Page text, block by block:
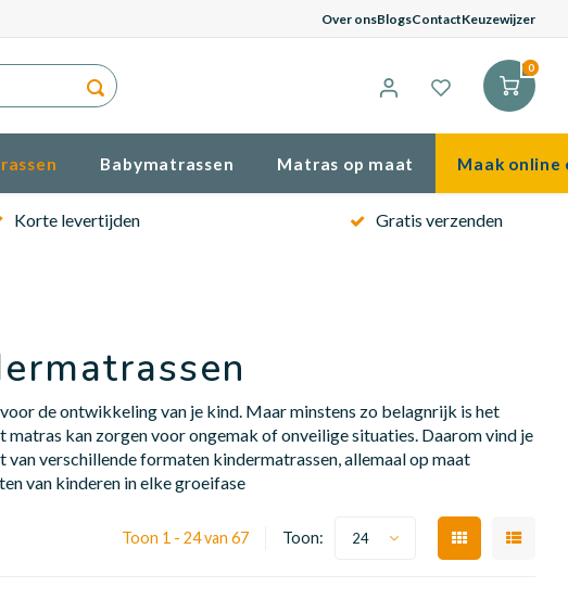
Over onsBlogsContactKeuzewijzer
0
Babymatrassen Matras op maat Maak online
Korte levertijden Gratis verzenden
de ontwikkeling van je kind. Maar minstens zo belagnrijk is het
kan zorgen voor ongemak of onveilige situaties. Daarom vind je
verschillende formaten kindermatrassen, allemaal op maat
van kinderen in elke groeifase
Toon 1 - 24 van 67 Toon: 24